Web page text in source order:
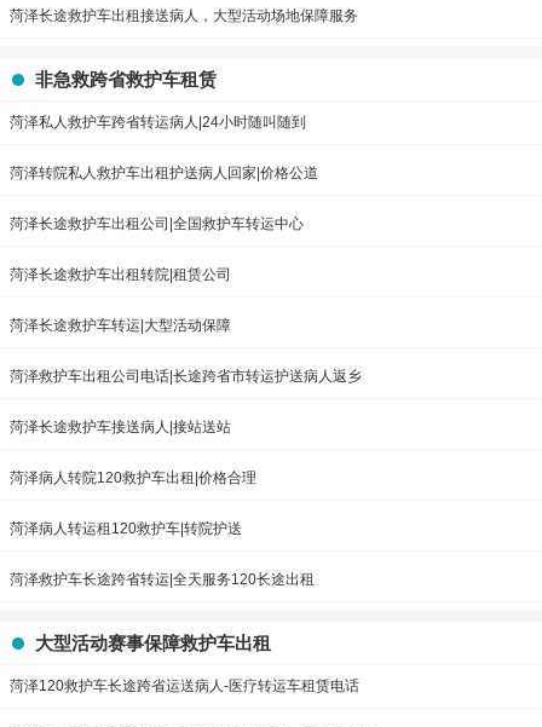
菏泽长途救护车出租接送病人，大型活动场地保障服务
非急救跨省救护车租赁
菏泽私人救护车跨省转运病人|24小时随叫随到
菏泽转院私人救护车出租护送病人回家|价格公道
菏泽长途救护车出租公司|全国救护车转运中心
菏泽长途救护车出租转院|租赁公司
菏泽长途救护车转运|大型活动保障
菏泽救护车出租公司电话|长途跨省市转运护送病人返乡
菏泽长途救护车接送病人|接站送站
菏泽病人转院120救护车出租|价格合理
菏泽病人转运租120救护车|转院护送
菏泽救护车长途跨省转运|全天服务120长途出租
大型活动赛事保障救护车出租
菏泽120救护车长途跨省运送病人-医疗转运车租赁电话